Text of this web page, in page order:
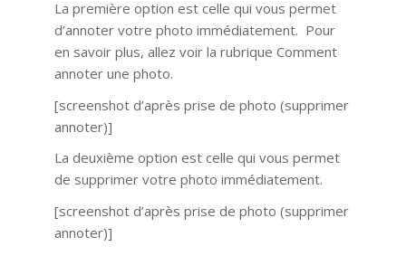
La première option est celle qui vous permet
d’annoter votre photo immédiatement. Pour
en savoir plus, allez voir la rubrique Comment
annoter une photo.
[screenshot d’après prise de photo (supprimer
annoter)]
La deuxième option est celle qui vous permet
de supprimer votre photo immédiatement.
[screenshot d’après prise de photo (supprimer
annoter)]